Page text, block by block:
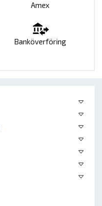
Amex
Banköverföring